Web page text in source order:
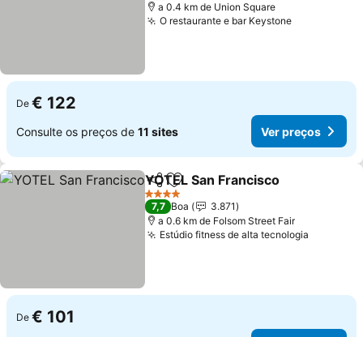
a 0.4 km de Union Square
O restaurante e bar KeystoneVer preços
De € 122
Consulte os preços de 11 sites Ver preços
PartilharAdicionar aos favoritos
YOTEL San Francisco
4 Estrelas
7,7 Boa
3.871
a 0.6 km de Folsom Street Fair
Estúdio fitness de alta tecnologia
De € 101